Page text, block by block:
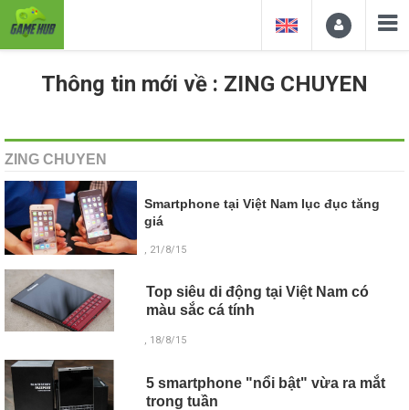
Thông tin mới về : ZING CHUYEN
ZING CHUYEN
Smartphone tại Việt Nam lục đục tăng
giá
, 21/8/15
Top siêu di động tại Việt Nam có
màu sắc cá tính
, 18/8/15
5 smartphone "nổi bật" vừa ra mắt
trong tuần